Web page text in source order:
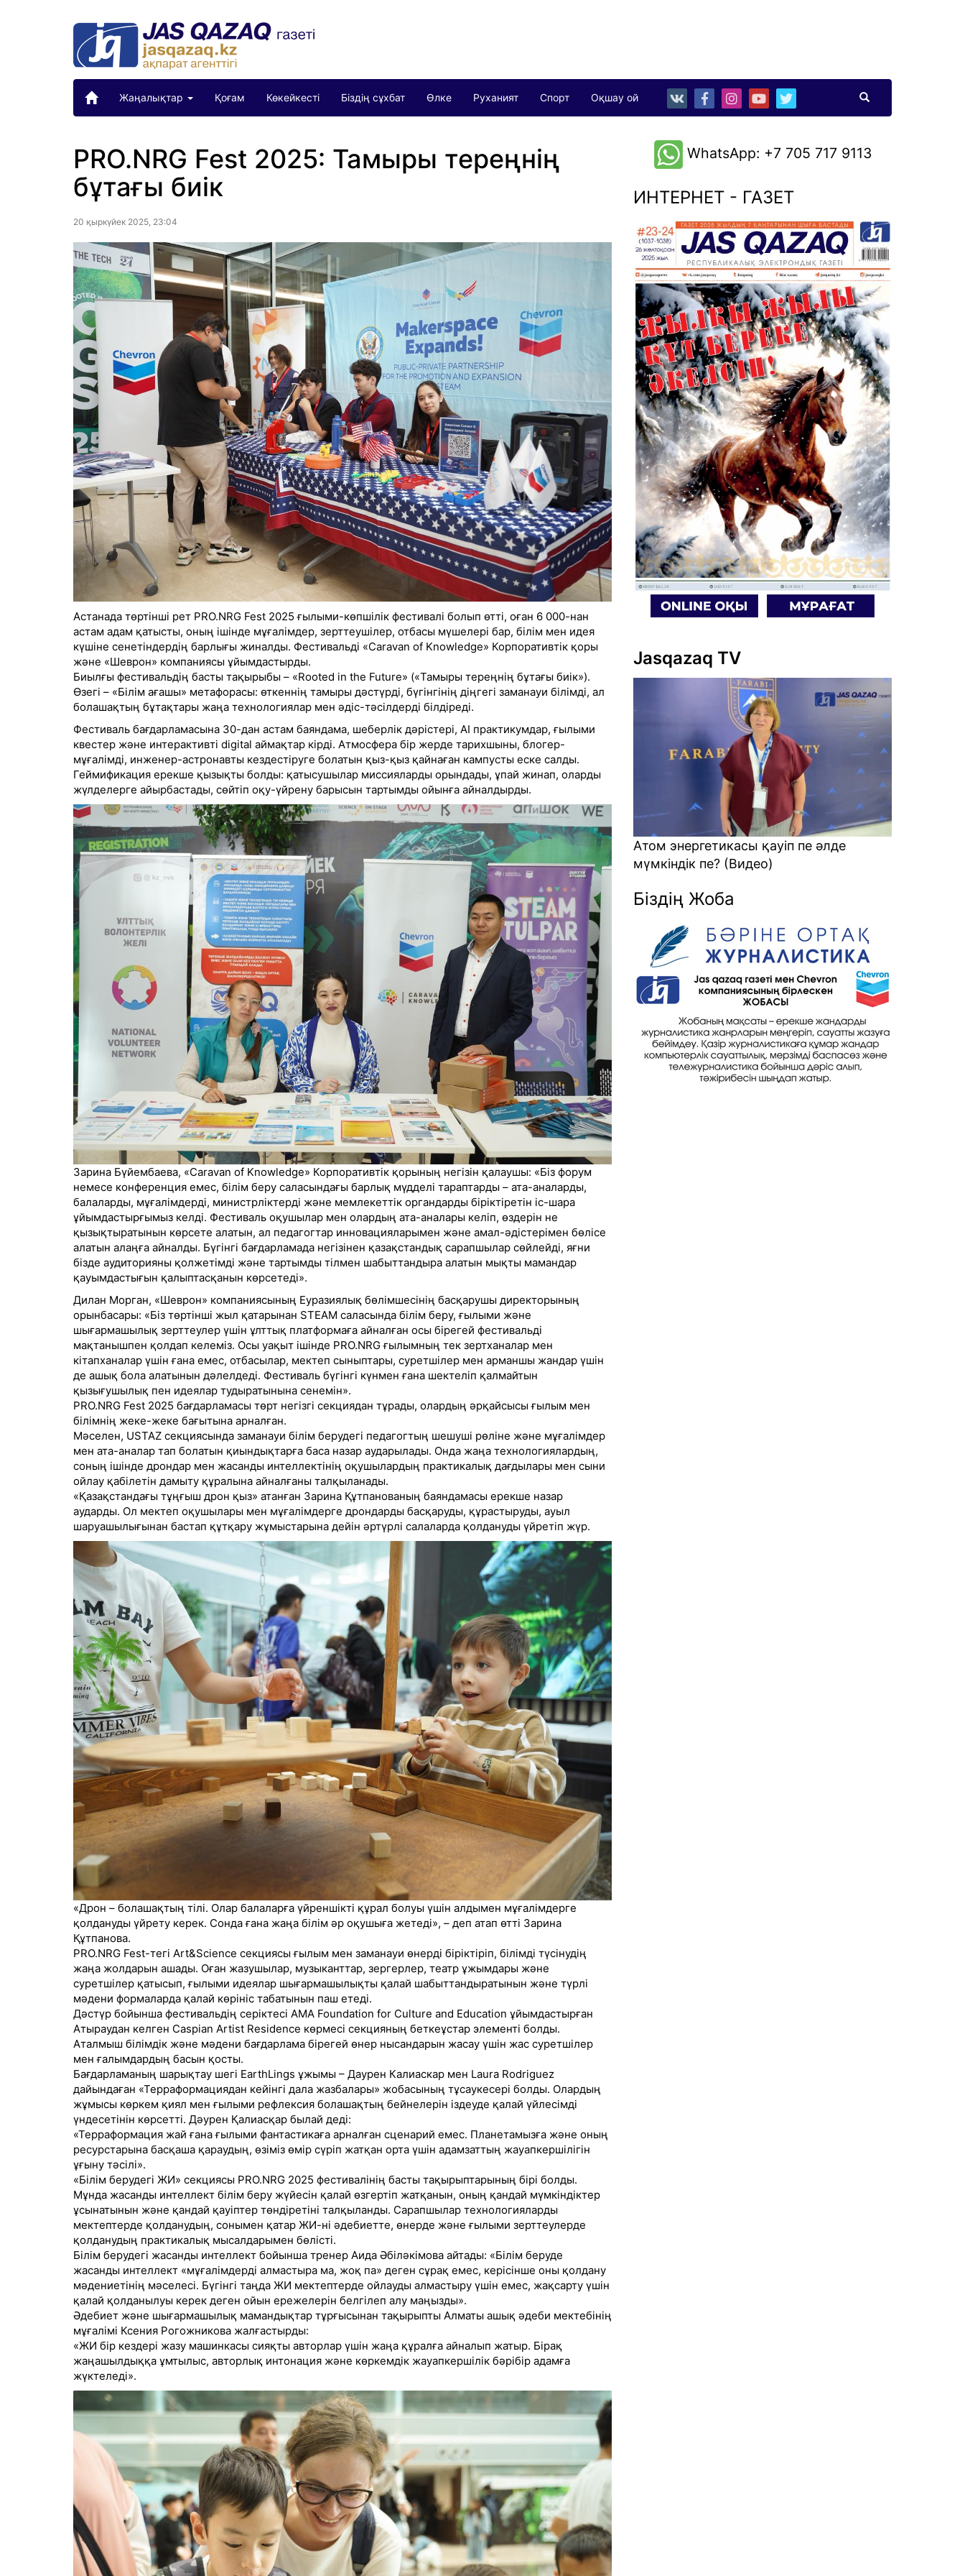
Жаңалықтар Қоғам Көкейкесті Біздің сұхбат Өлке Руханият Спорт Оқшау ой
PRO.NRG Fest 2025: Тамыры тереңнің
бұтағы биік
20 қыркүйек 2025, 23:04
Астанада төртінші рет PRO.NRG Fest 2025 ғылыми-көпшілік фестивалі болып өтті, оған 6 000-нан
астам адам қатысты, оның ішінде мұғалімдер, зерттеушілер, отбасы мүшелері бар, білім мен идея
күшіне сенетіндердің барлығы жиналды. Фестивальді «Caravan of Knowledge» Корпоративтік қоры
және «Шеврон» компаниясы ұйымдастырды.
Биылғы фестивальдің басты тақырыбы – «Rooted in the Future» («Тамыры тереңнің бұтағы биік»).
Өзегі – «Білім ағашы» метафорасы: өткеннің тамыры дәстүрді, бүгінгінің діңгегі заманауи білімді, ал
болашақтың бұтақтары жаңа технологиялар мен әдіс-тәсілдерді білдіреді.
Фестиваль бағдарламасына 30-дан астам баяндама, шеберлік дәрістері, AI практикумдар, ғылыми
квестер және интерактивті digital аймақтар кірді. Атмосфера бір жерде тарихшыны, блогер-
мұғалімді, инженер-астронавты кездестіруге болатын қыз-қыз қайнаған кампусты еске салды.
Геймификация ерекше қызықты болды: қатысушылар миссияларды орындады, ұпай жинап, оларды
жүлделерге айырбастады, сөйтіп оқу-үйрену барысын тартымды ойынға айналдырды.
Зарина Бүйембаева, «Caravan of Knowledge» Корпоративтік қорының негізін қалаушы: «Біз форум
немесе конференция емес, білім беру саласындағы барлық мүдделі тараптарды – ата-аналарды,
балаларды, мұғалімдерді, министрліктерді және мемлекеттік органдарды біріктіретін іс-шара
ұйымдастырғымыз келді. Фестиваль оқушылар мен олардың ата-аналары келіп, өздерін не
қызықтыратынын көрсете алатын, ал педагогтар инновацияларымен және амал-әдістерімен бөлісе
алатын алаңға айналды. Бүгінгі бағдарламада негізінен қазақстандық сарапшылар сөйлейді, яғни
бізде аудиторияны қолжетімді және тартымды тілмен шабыттандыра алатын мықты мамандар
қауымдастығын қалыптасқанын көрсетеді».
Дилан Морган, «Шеврон» компаниясының Еуразиялық бөлімшесінің басқарушы директорының
орынбасары: «Біз төртінші жыл қатарынан STEAM саласында білім беру, ғылыми және
шығармашылық зерттеулер үшін ұлттық платформаға айналған осы бірегей фестивальді
мақтанышпен қолдап келеміз. Осы уақыт ішінде PRO.NRG ғылымның тек зертханалар мен
кітапханалар үшін ғана емес, отбасылар, мектеп сыныптары, суретшілер мен арманшы жандар үшін
де ашық бола алатынын дәлелдеді. Фестиваль бүгінгі күнмен ғана шектеліп қалмайтын
қызығушылық пен идеялар тудыратынына сенемін».
PRO.NRG Fest 2025 бағдарламасы төрт негізгі секциядан тұрады, олардың әрқайсысы ғылым мен
білімнің жеке-жеке бағытына арналған.
Мәселен, USTAZ секциясында заманауи білім берудегі педагогтың шешуші рөліне және мұғалімдер
мен ата-аналар тап болатын қиындықтарға баса назар аударылады. Онда жаңа технологиялардың,
соның ішінде дрондар мен жасанды интеллектінің оқушылардың практикалық дағдылары мен сыни
ойлау қабілетін дамыту құралына айналғаны талқыланады.
«Қазақстандағы тұңғыш дрон қыз» атанған Зарина Құтпанованың баяндамасы ерекше назар
аударды. Ол мектеп оқушылары мен мұғалімдерге дрондарды басқаруды, құрастыруды, ауыл
шаруашылығынан бастап құтқару жұмыстарына дейін әртүрлі салаларда қолдануды үйретіп жүр.
«Дрон – болашақтың тілі. Олар балаларға үйреншікті құрал болуы үшін алдымен мұғалімдерге
қолдануды үйрету керек. Сонда ғана жаңа білім әр оқушыға жетеді», – деп атап өтті Зарина
Құтпанова.
PRO.NRG Fest-тегі Art&Science секциясы ғылым мен заманауи өнерді біріктіріп, білімді түсінудің
жаңа жолдарын ашады. Оған жазушылар, музыканттар, зергерлер, театр ұжымдары және
суретшілер қатысып, ғылыми идеялар шығармашылықты қалай шабыттандыратынын және түрлі
мәдени формаларда қалай көрініс табатынын паш етеді.
Дәстүр бойынша фестивальдің серіктесі AMA Foundation for Culture and Education ұйымдастырған
Атыраудан келген Caspian Artist Residence көрмесі секцияның беткеұстар элементі болды.
Аталмыш білімдік және мәдени бағдарлама бірегей өнер нысандарын жасау үшін жас суретшілер
мен ғалымдардың басын қосты.
Бағдарламаның шарықтау шегі EarthLings ұжымы – Даурен Калиаскар мен Laura Rodriguez
дайындаған «Терраформациядан кейінгі дала жазбалары» жобасының тұсаукесері болды. Олардың
жұмысы көркем қиял мен ғылыми рефлексия болашақтың бейнелерін іздеуде қалай үйлесімді
үндесетінін көрсетті. Дәурен Қалиасқар былай деді:
«Терраформация жай ғана ғылыми фантастикаға арналған сценарий емес. Планетамызға және оның
ресурстарына басқаша қараудың, өзіміз өмір сүріп жатқан орта үшін адамзаттың жауапкершілігін
ұғыну тәсілі».
«Білім берудегі ЖИ» секциясы PRO.NRG 2025 фестивалінің басты тақырыптарының бірі болды.
Мұнда жасанды интеллект білім беру жүйесін қалай өзгертіп жатқанын, оның қандай мүмкіндіктер
ұсынатынын және қандай қауіптер төндіретіні талқыланды. Сарапшылар технологияларды
мектептерде қолданудың, сонымен қатар ЖИ-ні әдебиетте, өнерде және ғылыми зерттеулерде
қолданудың практикалық мысалдарымен бөлісті.
Білім берудегі жасанды интеллект бойынша тренер Аида Әбіләкімова айтады: «Білім беруде
жасанды интеллект «мұғалімдерді алмастыра ма, жоқ па» деген сұрақ емес, керісінше оны қолдану
мәдениетінің мәселесі. Бүгінгі таңда ЖИ мектептерде ойлауды алмастыру үшін емес, жақсарту үшін
қалай қолданылуы керек деген ойын ережелерін белгілеп алу маңызды».
Әдебиет және шығармашылық мамандықтар тұрғысынан тақырыпты Алматы ашық әдеби мектебінің
мұғалімі Ксения Рогожникова жалғастырды:
«ЖИ бір кездері жазу машинкасы сияқты авторлар үшін жаңа құралға айналып жатыр. Бірақ
жаңашылдыққа ұмтылыс, авторлық интонация және көркемдік жауапкершілік бәрібір адамға
жүктеледі».
WhatsApp: +7 705 717 9113
ИНТЕРНЕТ - ГАЗЕТ
Jasqazaq TV
Алаяқтарға кеткен ақшаны қалай
қайтарамыз? (Видео)
Біздің Жоба